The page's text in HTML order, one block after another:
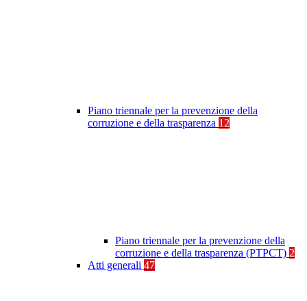
Piano triennale per la prevenzione della
corruzione e della trasparenza 12
Piano triennale per la prevenzione della
corruzione e della trasparenza (PTPCT) 2
Atti generali 47